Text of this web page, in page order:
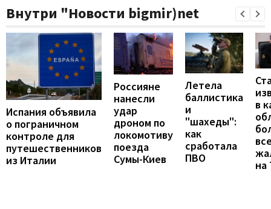
Внутри "Новости bigmir)net
Испания объявила
о пограничном
контроле для
путешественников
из Италии
Россияне
нанесли
удар
дроном по
локомотиву
поезда
Сумы-Киев
Летела
баллистика
и
"шахеды":
как
сработала
ПВО
в
на